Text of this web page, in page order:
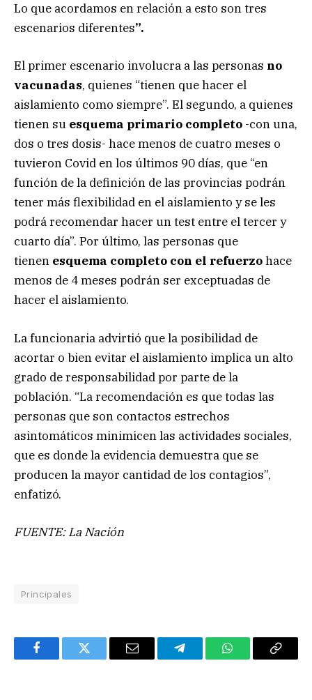
Lo que acordamos en relación a esto son tres
escenarios diferentes”.
El primer escenario involucra a las personas no
vacunadas, quienes “tienen que hacer el
aislamiento como siempre”. El segundo, a quienes
tienen su esquema primario completo -con una,
dos o tres dosis- hace menos de cuatro meses o
tuvieron Covid en los últimos 90 días, que “en
función de la definición de las provincias podrán
tener más flexibilidad en el aislamiento y se les
podrá recomendar hacer un test entre el tercer y
cuarto día”. Por último, las personas que
tienen esquema completo con el refuerzohace
menos de 4 meses podrán ser exceptuadas de
hacer el aislamiento.
La funcionaria advirtió que la posibilidad de
acortar o bien evitar el aislamiento implica un alto
grado de responsabilidad por parte de la
población. “La recomendación es que todas las
personas que son contactos estrechos
asintomáticos minimicen las actividades sociales,
que es donde la evidencia demuestra que se
producen la mayor cantidad de los contagios”,
enfatizó.
FUENTE: La Nación
Principales
FacebookTwitter Email TelegramWhatsAppCopy